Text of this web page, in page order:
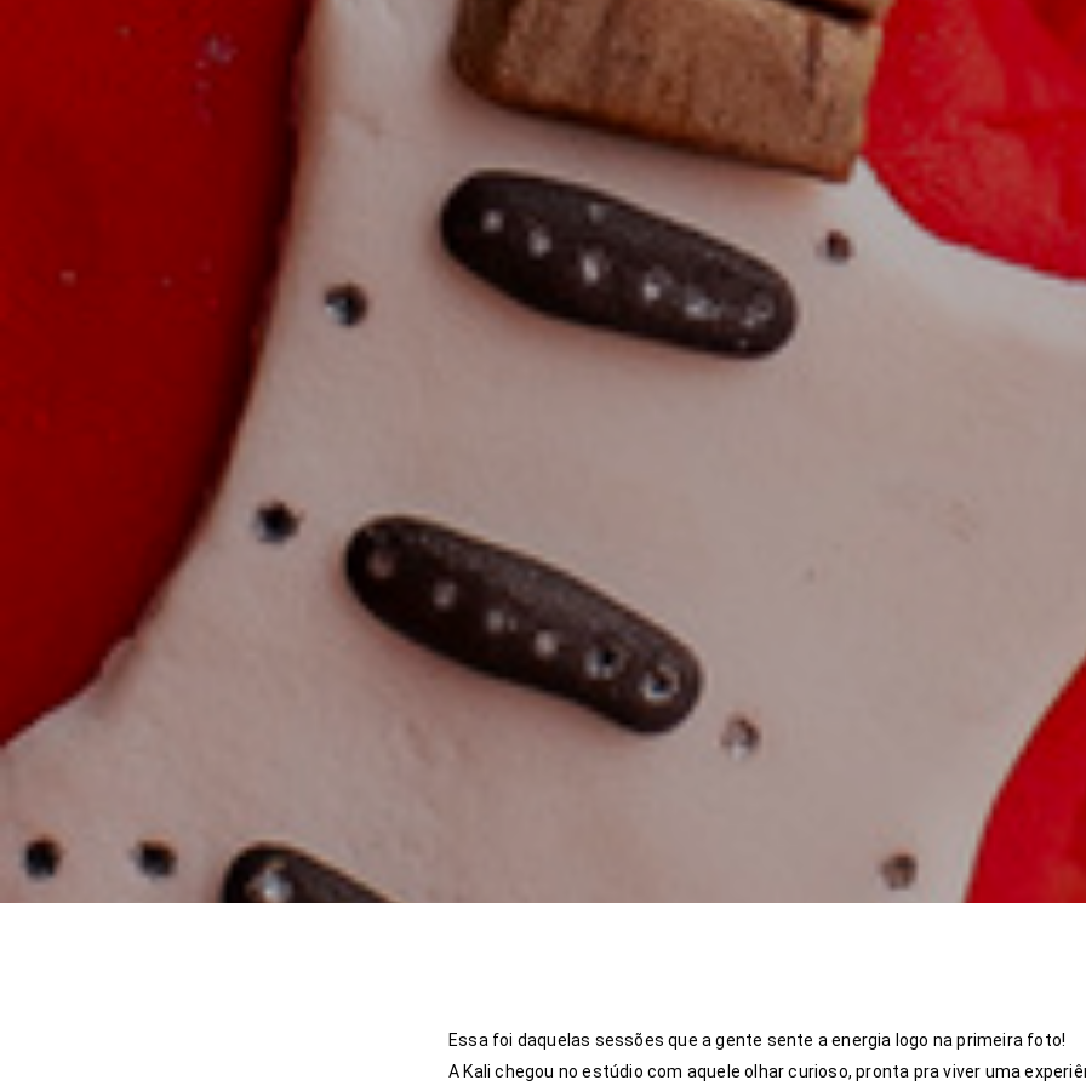
Essa foi daquelas sessões que a gente sente a energia logo na primeira foto!
A Kali chegou no estúdio com aquele olhar curioso, pronta pra viver uma